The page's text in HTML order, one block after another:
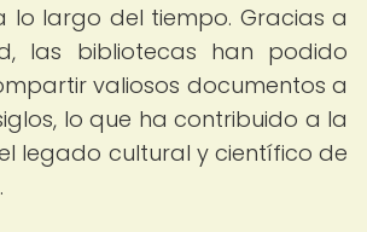
lo largo del tiempo. Gracias a
las bibliotecas han podido
valiosos documentos a
lo que ha contribuido a la
legado cultural y científico de